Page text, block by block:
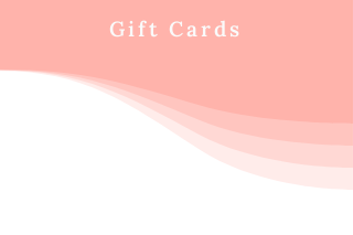
Gift Cards